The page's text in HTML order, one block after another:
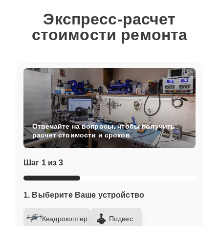
Экспресс-расчет
стоимости ремонта
Шаг 1 из 3
1. Выберите Ваше устройство
Квадрокоптер Подвес
Отвечайте на вопросы, чтобы получить
расчет стоимости и сроков